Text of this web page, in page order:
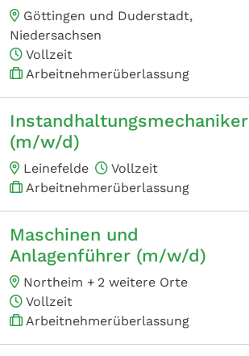
Göttingen und Duderstadt,
Niedersachsen
Vollzeit
Arbeitnehmerüberlassung
Instandhaltungsmechaniker
(m/w/d)
Leinefelde
Vollzeit
Arbeitnehmerüberlassung
Maschinen und
Anlagenführer (m/w/d)
Northeim + 2 weitere Orte
Vollzeit
Arbeitnehmerüberlassung